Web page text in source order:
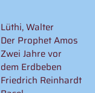
Lüthi, Walter
Der Prophet Amos
Zwei Jahre vor
dem Erdbeben
Friedrich Reinhardt